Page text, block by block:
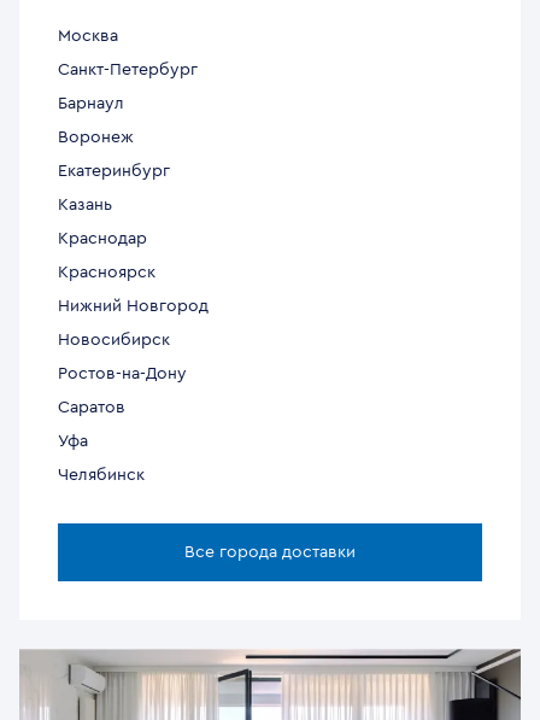
Москва
Санкт-Петербург
Барнаул
Воронеж
Екатеринбург
Казань
Краснодар
Красноярск
Нижний Новгород
Новосибирск
Ростов-на-Дону
Саратов
Уфа
Челябинск
Все города доставки